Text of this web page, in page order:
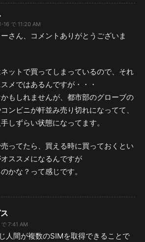
16 で 11:20 AM
さん、コメントありがとうございま
ットで買ってしまっているので、それ
メではあるんですが・・・
もしれませんが、都市部のグローブの
ンビニが軒並み売り切れになってて、
しずらい状態になってます。
ってたら、買える時に買っておくとい
ススメになるんですが
かな？って感じです。
7:41 AM
人間が複数のSIMを取得できることで